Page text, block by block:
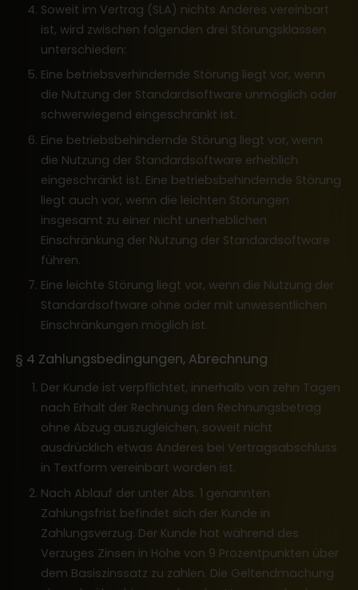
Soweit im Vertrag (SLA) nichts Anderes vereinbart
ist, wird zwischen folgenden drei Störungsklassen
unterschieden:
Eine betriebsverhindernde Störung liegt vor, wenn
die Nutzung der Standardsoftware unmöglich oder
schwerwiegend eingeschränkt ist.
Eine betriebsbehindernde Störung liegt vor, wenn
die Nutzung der Standardsoftware erheblich
eingeschränkt ist. Eine betriebsbehindernde Störung
liegt auch vor, wenn die leichten Störungen
insgesamt zu einer nicht unerheblichen
Einschränkung der Nutzung der Standardsoftware
führen.
Eine leichte Störung liegt vor, wenn die Nutzung der
Standardsoftware ohne oder mit unwesentlichen
Einschränkungen möglich ist.
§ 4 Zahlungsbedingungen, Abrechnung
Der Kunde ist verpflichtet, innerhalb von zehn Tagen
nach Erhalt der Rechnung den Rechnungsbetrag
ohne Abzug auszugleichen, soweit nicht
ausdrücklich etwas Anderes bei Vertragsabschluss
in Textform vereinbart worden ist.
Nach Ablauf der unter Abs. 1 genannten
Zahlungsfrist befindet sich der Kunde in
Zahlungsverzug. Der Kunde hat während des
Verzuges Zinsen in Höhe von 9 Prozentpunkten über
dem Basiszinssatz zu zahlen. Die Geltendmachung